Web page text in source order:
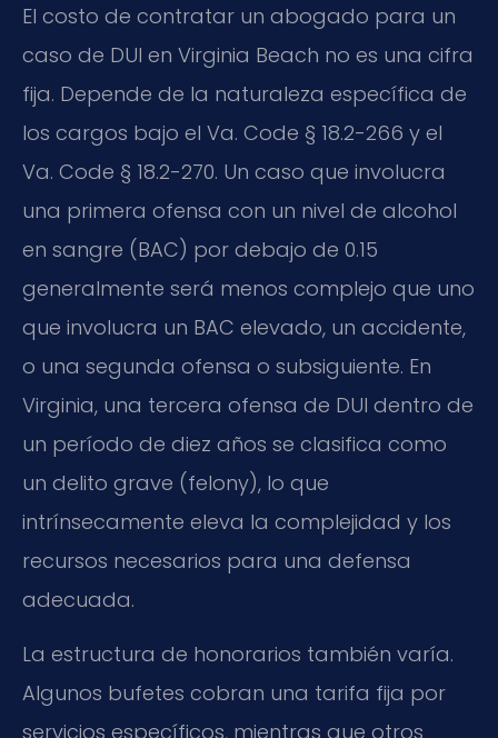
El costo de contratar un abogado para un
caso de DUI en Virginia Beach no es una cifra
fija. Depende de la naturaleza específica de
los cargos bajo el Va. Code § 18.2-266 y el
Va. Code § 18.2-270. Un caso que involucra
una primera ofensa con un nivel de alcohol
en sangre (BAC) por debajo de 0.15
generalmente será menos complejo que uno
que involucra un BAC elevado, un accidente,
o una segunda ofensa o subsiguiente. En
Virginia, una tercera ofensa de DUI dentro de
un período de diez años se clasifica como
un delito grave (felony), lo que
intrínsecamente eleva la complejidad y los
recursos necesarios para una defensa
adecuada.
La estructura de honorarios también varía.
Algunos bufetes cobran una tarifa fija por
servicios específicos, mientras que otros